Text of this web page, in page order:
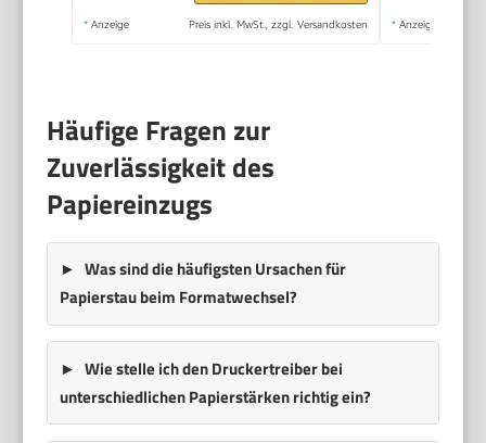
kompatibel mit Pixma
* Anzeige Preis inkl. MwSt., zzgl. Versandkosten * Anzeige
Häufige Fragen zur
Zuverlässigkeit des
Papiereinzugs
Was sind die häufigsten Ursachen für
Papierstau beim Formatwechsel?
Wie stelle ich den Druckertreiber bei
unterschiedlichen Papierstärken richtig ein?